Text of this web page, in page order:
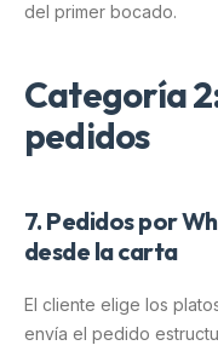
del primer bocado.
Categoría
pedidos
7. Pedidos por
desde la carta
El cliente elige los
envía el pedido